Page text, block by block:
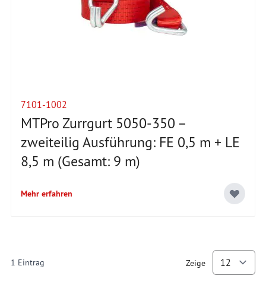
7101-1002
MTPro Zurrgurt 5050-350 –
zweiteilig Ausführung: FE 0,5 m + LE
8,5 m (Gesamt: 9 m)
Mehr erfahren
1 Eintrag Zeige